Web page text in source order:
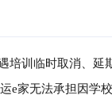
培训临时取消、
e家无法承担因学